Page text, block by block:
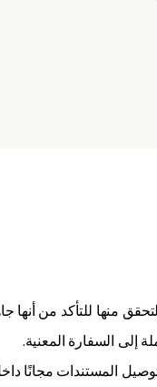
منها للتأكد من أنها
إلى السفارة المعنية.
المستندات مجانًا